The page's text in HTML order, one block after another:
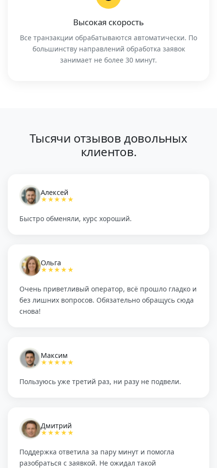
Высокая скорость
Все транзакции обрабатываются автоматически. По
большинству направлений обработка заявок
занимает не более 30 минут.
Тысячи отзывов довольных
клиентов.
Алексей
★★★★★
Быстро обменяли, курс хороший.
Ольга
★★★★★
Очень приветливый оператор, всё прошло гладко и
без лишних вопросов. Обязательно обращусь сюда
снова!
Максим
★★★★★
Пользуюсь уже третий раз, ни разу не подвели.
Дмитрий
★★★★★
Поддержка ответила за пару минут и помогла
разобраться с заявкой. Не ожидал такой